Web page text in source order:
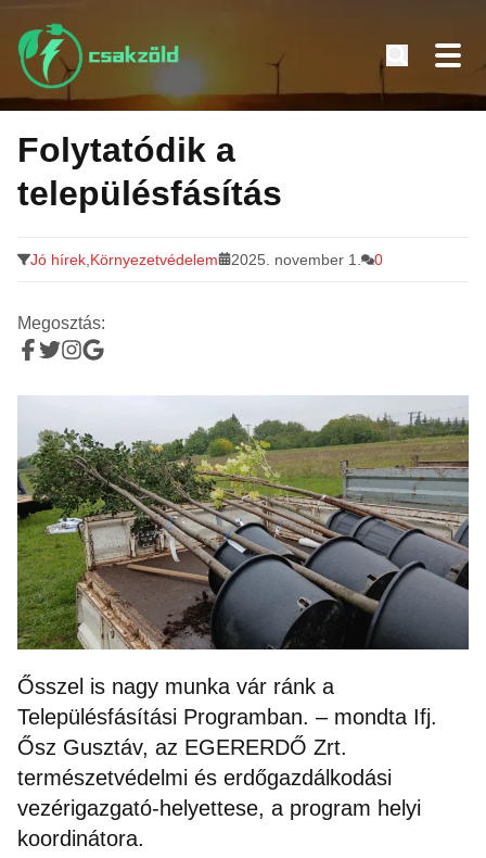
Tovább
tartalomra
Folytatódik a
településfásítás
Jó hírek Környezetvédelem 2025. november 1. 0
Megosztás:
Ősszel is nagy munka vár ránk a
Településfásítási Programban. – mondta Ifj.
Ősz Gusztáv, az EGERERDŐ Zrt.
természetvédelmi és erdőgazdálkodási
vezérigazgató-helyettese, a program helyi
koordinátora.